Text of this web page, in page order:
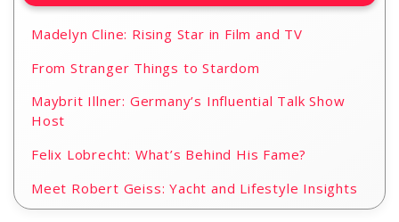
Madelyn Cline: Rising Star in Film and TV
From Stranger Things to Stardom
Maybrit Illner: Germany’s Influential Talk Show
Host
Felix Lobrecht: What’s Behind His Fame?
Meet Robert Geiss: Yacht and Lifestyle Insights